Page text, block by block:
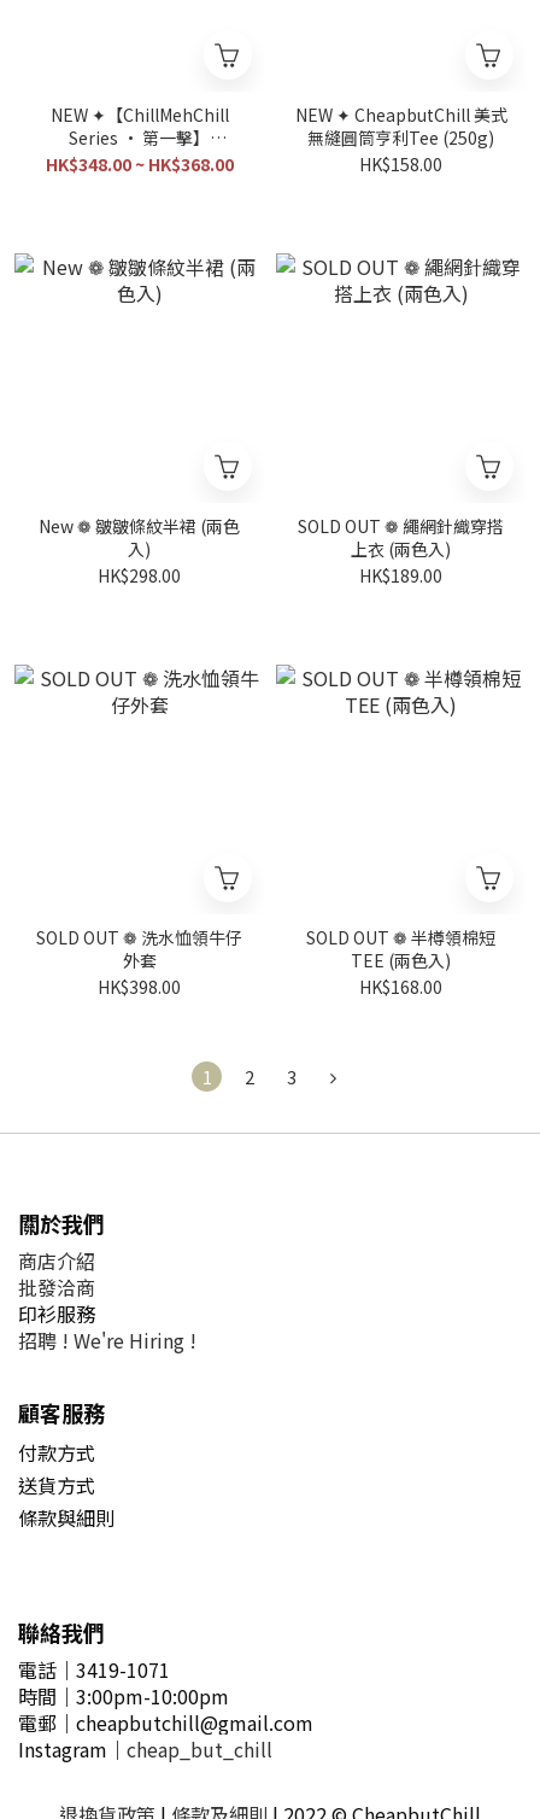
NEW ✦【ChillMehChill
Series • 第一擊】
ChillMehChill 虎豹Tee
HK$348.00 ~ HK$368.00
NEW ✦ CheapbutChill 美式
無縫圓筒亨利Tee (250g)
HK$158.00
New ❁ 皺皺條紋半裙 (兩色
入)
HK$298.00
SOLD OUT ❁ 繩網針織穿搭
上衣 (兩色入)
HK$189.00
SOLD OUT ❁ 洗水恤領牛仔
外套
HK$398.00
SOLD OUT ❁ 半樽領棉短
TEE (兩色入)
HK$168.00
1 2 3
關於我們
商店介紹
批發洽商
印衫服務
招聘 ! We're Hiring !
顧客服務
付款方式
送貨方式
條款與細則
聯絡我們
電話｜3419-1071
時間 ｜3:00pm-10:00pm
電郵 ｜ cheapbutchill@gmail.com
Instagram｜ cheap_but_chill